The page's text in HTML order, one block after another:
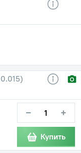
− +
Купить